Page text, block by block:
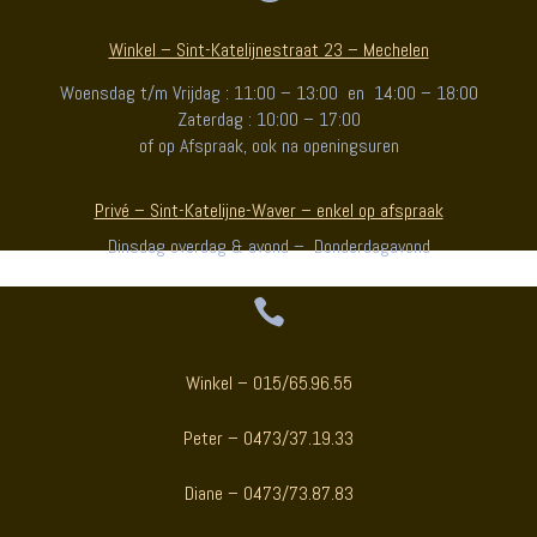
Winkel – Sint-Katelijnestraat 23 – Mechelen
Woensdag t/m Vrijdag : 11:00 – 13:00 en 14:00 – 18:00
Zaterdag : 10:00 – 17:00
of op Afspraak, ook na openingsuren
Privé – Sint-Katelijne-Waver – enkel op afspraak
Dinsdag overdag & avond – Donderdagavond

Winkel – 015/65.96.55
Peter – 0473/37.19.33
Diane – 0473/73.87.83